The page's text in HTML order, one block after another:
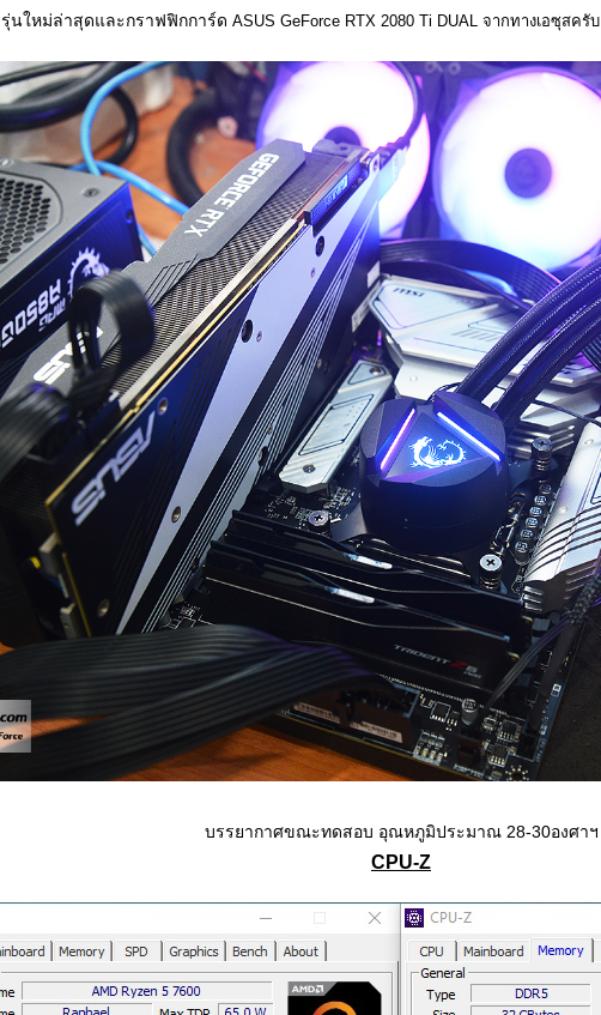
รุ่นใหม่ล่าสุดและกราฟฟิกการ์ด ASUS GeForce RTX 2080 Ti DUAL จากทางเอซุสครับ
บรรยากาศขณะทดสอบ อุณหภูมิประมาณ 28-30องศาฯ
CPU-Z